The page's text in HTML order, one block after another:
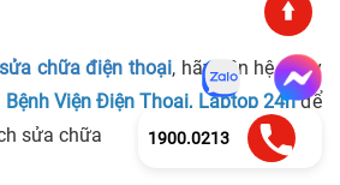
sửa chữa điện thoại, hãy liên hệ ngay
Bệnh Viện Điện Thoại, Laptop 24hđể
sửa chữa
1900.0213